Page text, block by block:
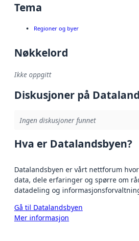
Tema
Regioner og byer
Nøkkelord
Ikke oppgitt
Diskusjoner på
Ingen diskusjoner funnet
Hva er Datalandsbyen?
Datalandsbyen er vårt nettforum
data, dele erfaringer og spørre om
datadeling og
Gå til Datalandsbyen
Mer informasjon